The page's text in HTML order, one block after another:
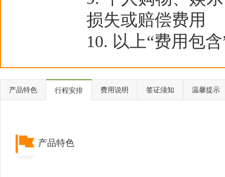
损失或赔偿费用
以上“费用包
产品特色 行程安排 费用说明 签证须知 温馨提示
产品特色